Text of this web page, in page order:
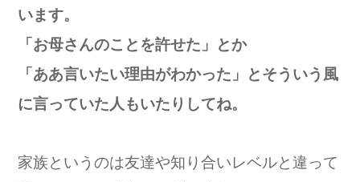
います。
「お母さんのことを許せた」とか
「ああ言いたい理由がわかった」とそういう風
に言っていた人もいたりしてね。
家族というのは友達や知り合いレベルと違って